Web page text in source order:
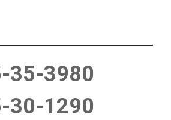
35-3980
30-1290